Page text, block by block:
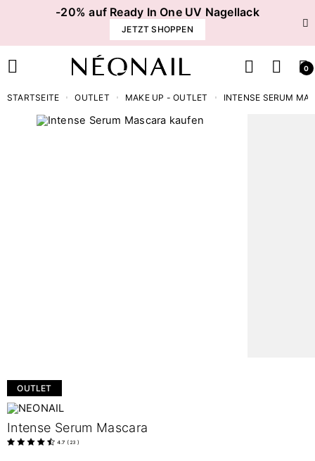
-20% auf Ready In One UV Nagellack
JETZT SHOPPEN
0
STARTSEITE OUTLET MAKE UP - OUTLET INTENSE SERUM
OUTLET
Intense Serum Mascara
4.7 ( 23 )